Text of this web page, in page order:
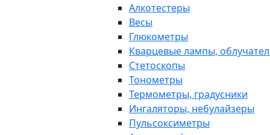
Алкотестеры
Весы
Глюкометры
Кварцевые лампы,
Стетоскопы
Тонометры
Термометры, градусники
Ингаляторы, небулайзеры
Пульсоксиметры